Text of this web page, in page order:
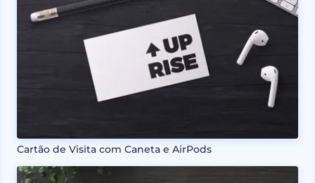
Cartão de Visita com Caneta e AirPods